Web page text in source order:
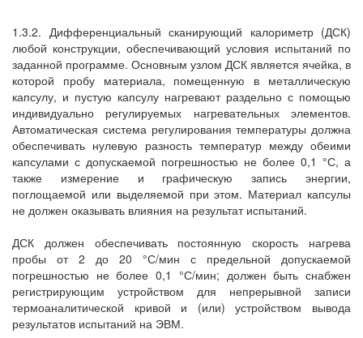
1.3.2. Дифференциальный сканирующий калориметр (ДСК)
любой конструкции, обеспечивающий условия испытаний по
заданной программе. Основным узлом ДСК является ячейка, в
которой пробу материала, помещенную в металлическую
капсулу, и пустую капсулу нагревают раздельно с помощью
индивидуально регулируемых нагревательных элементов.
Автоматическая система регулирования температуры должна
обеспечивать нулевую разность температур между обеими
капсулами с допускаемой погрешностью не более 0,1 °С, а
также измерение и графическую запись энергии,
поглощаемой или выделяемой при этом. Материал капсулы
не должен оказывать влияния на результат испытаний.
ДСК должен обеспечивать постоянную скорость нагрева
пробы от 2 до 20 °С/мин с предельной допускаемой
погрешностью не более 0,1 °С/мин; должен быть снабжен
регистрирующим устройством для непрерывной записи
термоаналитической кривой и (или) устройством вывода
результатов испытаний на ЭВМ.